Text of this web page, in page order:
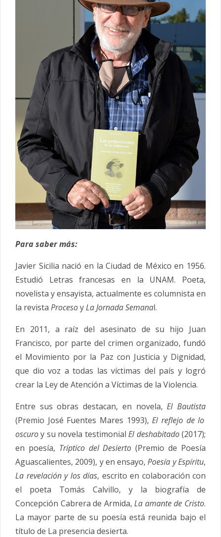
Para saber más:
Javier Sicilia nació en la Ciudad de México en 1956.
Estudió Letras francesas en la UNAM. Poeta,
novelista y ensayista, actualmente es columnista en
la revista ProcesoyLa Jornada Semanal.
En 2011, a raíz del asesinato de su hijo Juan
Francisco, por parte del crimen organizado, fundó
el Movimiento por la Paz con Justicia y Dignidad,
que dio voz a todas las víctimas del país y logró
crear la Ley de Atención a Víctimas de la Violencia.
Entre sus obras destacan, en novela,El Bautista
(Premio José Fuentes Mares 1993),El reflejo de lo
oscuroy su novela testimonialEl deshabitado(2017);
en poesía, Tríptico del Desierto (Premio de Poesía
Aguascalientes, 2009), y en ensayo,Poesía y Espíritu,
La revelación y los días, escrito en colaboración con
el poeta Tomás Calvillo, y la biografía de
Concepción Cabrera de Armida,La amante de Cristo.
La mayor parte de su poesía está reunida bajo el
título de La presencia desierta.